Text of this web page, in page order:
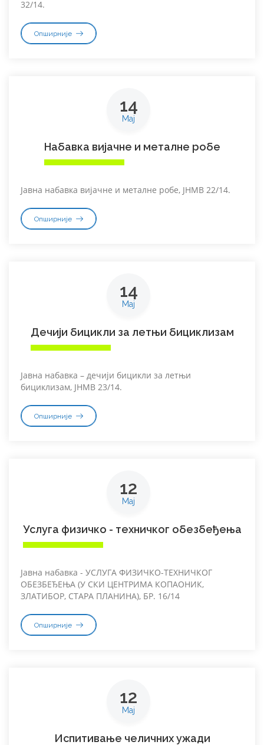
32/14.
Опширније
14
Мај
Набавка вијачне и металне робе
Јавна набавка вијачне и металне робе, ЈНМВ 22/14.
Опширније
14
Мај
Дечији бицикли за летњи бициклизам
Јавна набавка – дечији бицикли за летњи
бициклизам, ЈНМВ 23/14.
Опширније
12
Мај
Услуга физичко - техничког обезбеђења
Јавна набавка - УСЛУГА ФИЗИЧКО-ТЕХНИЧКОГ
ОБЕЗБЕЂЕЊА (У СКИ ЦЕНТРИМА КОПАОНИК,
ЗЛАТИБОР, СТАРА ПЛАНИНА), БР. 16/14
Опширније
12
Мај
Испитивање челичних ужади